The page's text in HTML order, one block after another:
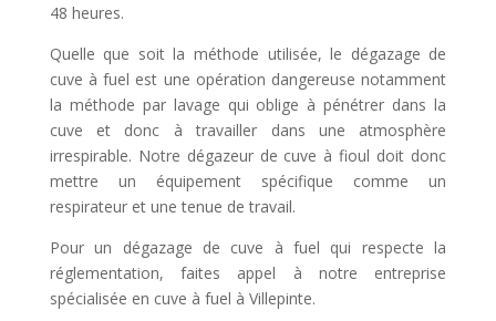
48 heures.
Quelle que soit la méthode utilisée, le dégazage de
cuve à fuel est une opération dangereuse notamment
la méthode par lavage qui oblige à pénétrer dans la
cuve et donc à travailler dans une atmosphère
irrespirable. Notre dégazeur de cuve à fioul doit donc
mettre un équipement spécifique comme un
respirateur et une tenue de travail.
Pour un dégazage de cuve à fuel qui respecte la
réglementation, faites appel à notre entreprise
spécialisée en cuve à fuel à Villepinte.